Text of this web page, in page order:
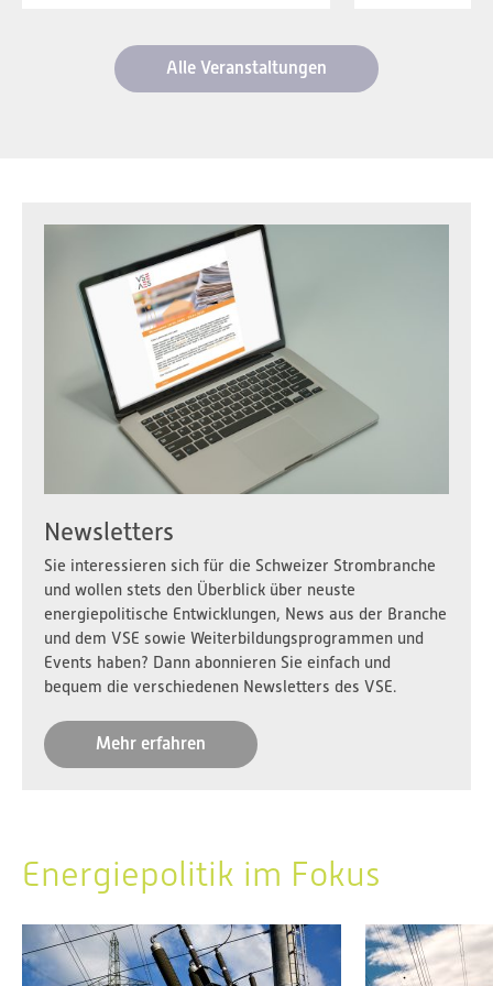
Alle Veranstaltungen
Newsletters
Sie interessieren sich für die Schweizer Strombranche
und wollen stets den Überblick über neuste
energiepolitische Entwicklungen, News aus der Branche
und dem VSE sowie Weiterbildungsprogrammen und
Events haben? Dann abonnieren Sie einfach und
bequem die verschiedenen Newsletters des VSE.
Mehr erfahren
Energiepolitik im Fokus